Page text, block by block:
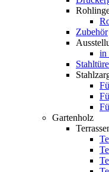
Zubehör
in
Gartenholz